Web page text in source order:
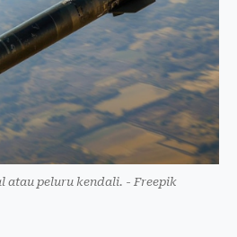
atau peluru kendali. - Freepik